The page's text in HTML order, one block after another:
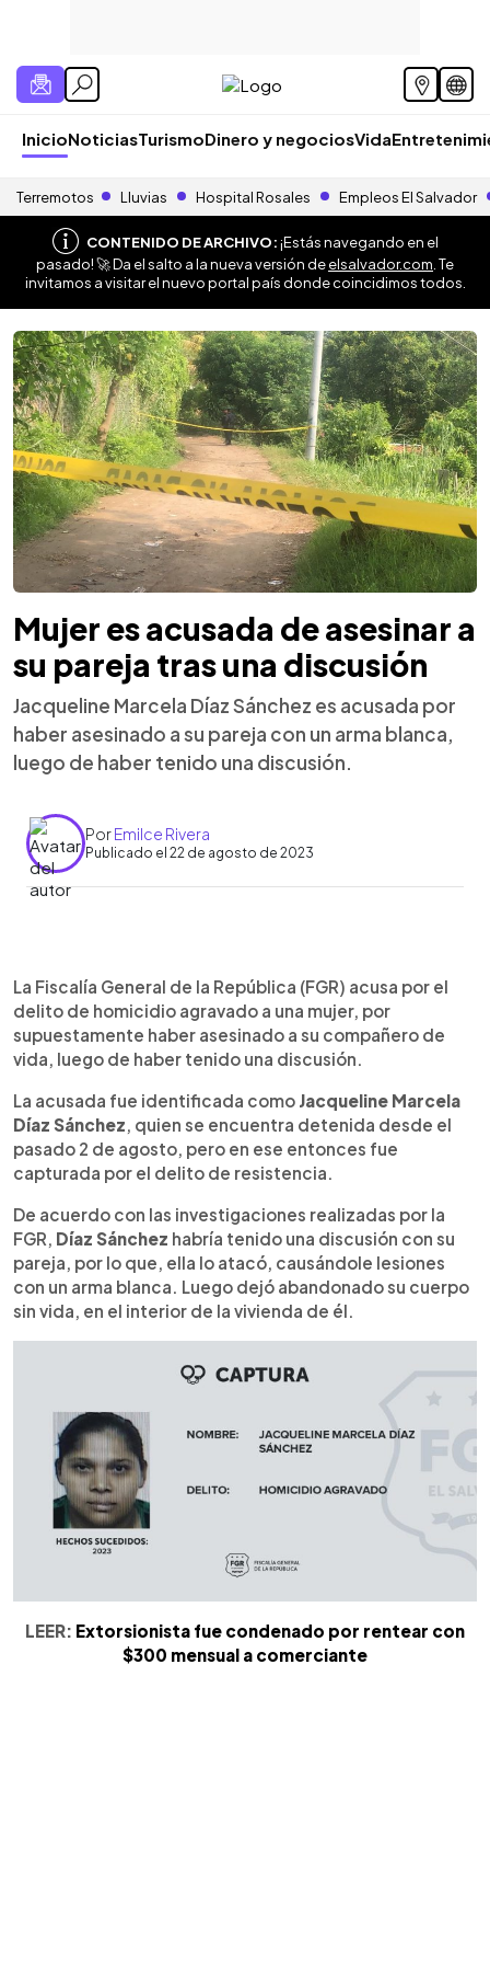
InicioNoticiasTurismoDinero y negociosVida
Terremotos Lluvias Hospital Rosales Empleos El Salvador
CONTENIDO DE ARCHIVO:¡Estás navegando en el
pasado! 🚀 Da el salto a la nueva versión deelsalvador.com . Te
invitamos a visitar el nuevo portal país donde coincidimos todos.
Mujer es acusada de asesinar a
su pareja tras una discusión
Jacqueline Marcela Díaz Sánchez es acusada por
haber asesinado a su pareja con un arma blanca,
luego de haber tenido una discusión.
PorEmilce Rivera
Publicado el 22 de agosto de 2023
► Escuchar artículo
La Fiscalía General de la República (FGR) acusa por el
delito de homicidio agravado a una mujer, por
supuestamente haber asesinado a su compañero de
vida, luego de haber tenido una discusión.
La acusada fue identificada como Jacqueline Marcela
Díaz Sánchez , quien se encuentra detenida desde el
pasado 2 de agosto, pero en ese entonces fue
capturada por el delito de resistencia.
De acuerdo con las investigaciones realizadas por la
FGR, Díaz Sánchez habría tenido una discusión con su
pareja, por lo que, ella lo atacó, causándole lesiones
con un arma blanca. Luego dejó abandonado su cuerpo
sin vida, en el interior de la vivienda de él.
LEER: Extorsionista fue condenado por rentear con
$300 mensual a comerciante